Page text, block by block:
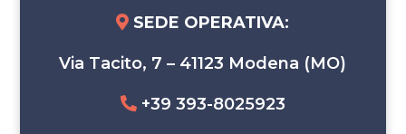
SEDE OPERATIVA:
Via Tacito, 7 – 41123 Modena (MO)
+39 393-8025923